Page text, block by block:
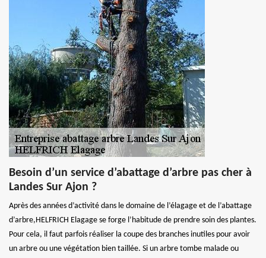
Besoin d’un service d’abattage d’arbre pas cher à
Landes Sur Ajon ?
Après des années d’activité dans le domaine de l’élagage et de l’abattage
d’arbre,HELFRICH Elagage se forge l’habitude de prendre soin des plantes.
Pour cela, il faut parfois réaliser la coupe des branches inutiles pour avoir
un arbre ou une végétation bien taillée. Si un arbre tombe malade ou